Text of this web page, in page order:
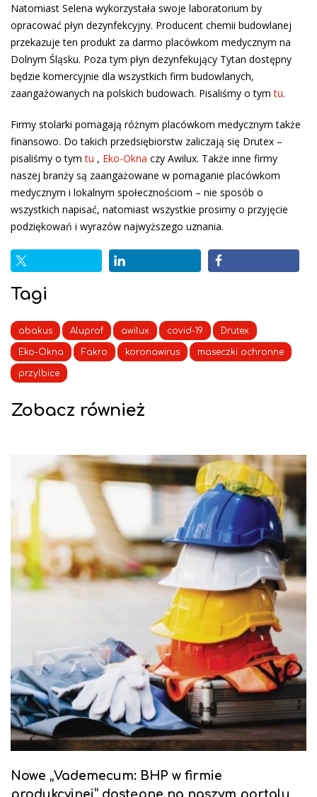
Natomiast Selena wykorzystała swoje laboratorium by
opracować płyn dezynfekcyjny. Producent chemii budowlanej
przekazuje ten produkt za darmo placówkom medycznym na
Dolnym Śląsku. Poza tym płyn dezynfekujący Tytan dostępny
będzie komercyjnie dla wszystkich firm budowlanych,
zaangażowanych na polskich budowach. Pisaliśmy o tymtu.
Firmy stolarki pomagają różnym placówkom medycznym także
finansowo. Do takich przedsiębiorstw zaliczają się Drutex –
pisaliśmy o tymtu , Eko-Okna czy Awilux. Także inne firmy
naszej branży są zaangażowane w pomaganie placówkom
medycznym i lokalnym społecznościom – nie sposób o
wszystkich napisać, natomiast wszystkie prosimy o przyjęcie
podziękowań i wyrazów najwyższego uznania.
Tagi
abakus Aluprof awilux covid-19 Drutex
Eko-Okna Fakro koronawirus maseczki ochronne
przylbice
Zobacz również
Nowe „Vademecum: BHP w firmie
produkcyjnej” dostępne na naszym portalu